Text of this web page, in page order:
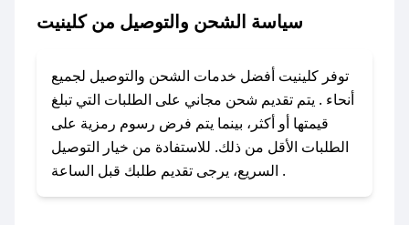
باستخدام تطبيق صحصح، يمكنك العثور بسهولة على
تواصل معنا عبر تويتر أو البريد الإلكتروني لإضافته
بسرعة.
### كيفية استخدام كود خصم كلينيت؟
1. انسخ كود الخصم من تطبيق صحصح.
2. الصقه في خانة الدفع عند التسوق من كلينيت.
سياسة الشحن والتوصيل من كلينيت
توفر كلينيت أفضل خدمات الشحن والتوصيل لجميع
أنحاء . يتم تقديم شحن مجاني على الطلبات التي تبلغ
قيمتها أو أكثر، بينما يتم فرض رسوم رمزية على
الطلبات الأقل من ذلك. للاستفادة من خيار التوصيل
السريع، يرجى تقديم طلبك قبل الساعة .